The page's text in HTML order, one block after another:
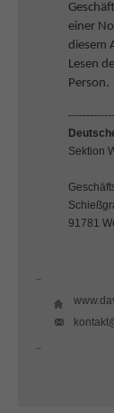
einer
diesem
Lesen
Person.
Sektion
91781